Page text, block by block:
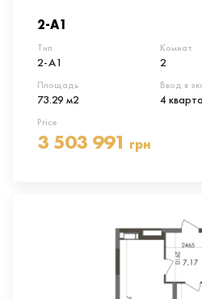
2-А1
Тип
2-А1
Комнат
2
Площадь
73.29 м2
Ввод в
4
Price
3 503 991 грн